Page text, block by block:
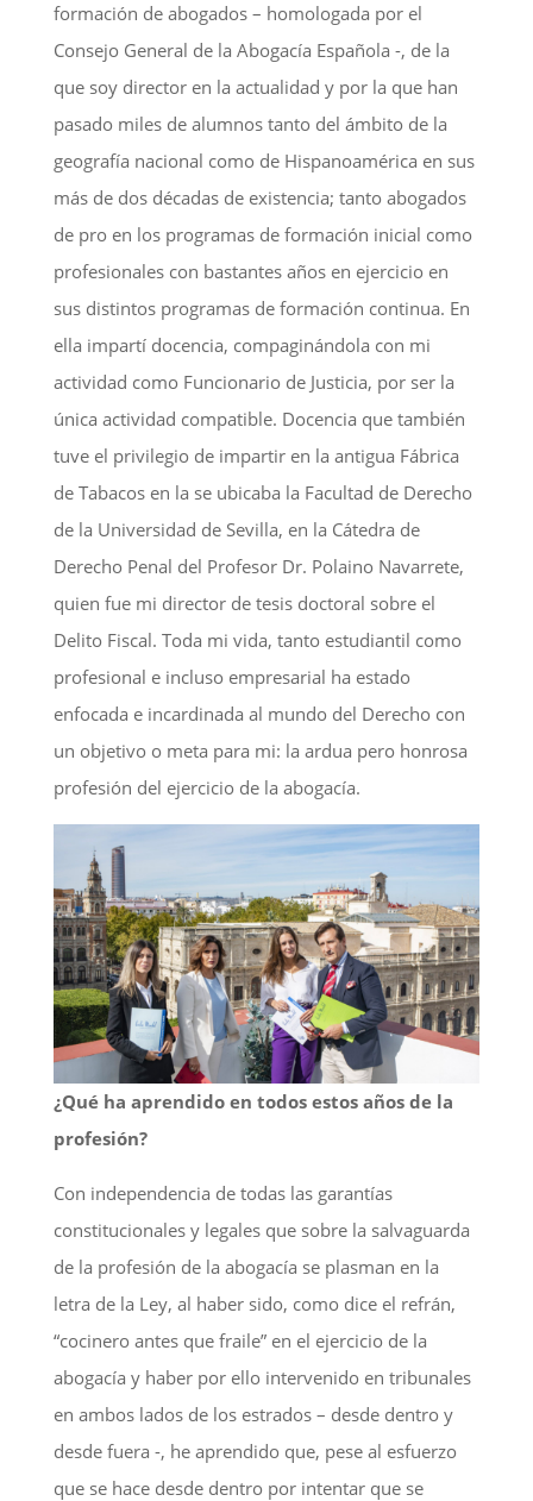
formación de abogados – homologada por el
Consejo General de la Abogacía Española -, de la
que soy director en la actualidad y por la que han
pasado miles de alumnos tanto del ámbito de la
geografía nacional como de Hispanoamérica en sus
más de dos décadas de existencia; tanto abogados
de pro en los programas de formación inicial como
profesionales con bastantes años en ejercicio en
sus distintos programas de formación continua. En
ella impartí docencia, compaginándola con mi
actividad como Funcionario de Justicia, por ser la
única actividad compatible. Docencia que también
tuve el privilegio de impartir en la antigua Fábrica
de Tabacos en la se ubicaba la Facultad de Derecho
de la Universidad de Sevilla, en la Cátedra de
Derecho Penal del Profesor Dr. Polaino Navarrete,
quien fue mi director de tesis doctoral sobre el
Delito Fiscal. Toda mi vida, tanto estudiantil como
profesional e incluso empresarial ha estado
enfocada e incardinada al mundo del Derecho con
un objetivo o meta para mi: la ardua pero honrosa
profesión del ejercicio de la abogacía.
¿Qué ha aprendido en todos estos años de la
profesión?
Con independencia de todas las garantías
constitucionales y legales que sobre la salvaguarda
de la profesión de la abogacía se plasman en la
letra de la Ley, al haber sido, como dice el refrán,
“cocinero antes que fraile” en el ejercicio de la
abogacía y haber por ello intervenido en tribunales
en ambos lados de los estrados – desde dentro y
desde fuera -, he aprendido que, pese al esfuerzo
que se hace desde dentro por intentar que se